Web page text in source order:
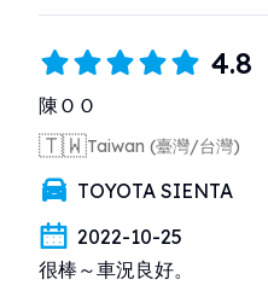
4.8
陳ＯＯ
🇹🇼Taiwan (臺灣/台灣)
TOYOTA SIENTA
2022-10-25
很棒～車況良好。